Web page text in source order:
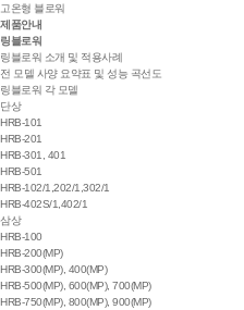
고온형 블로워
제품안내
링블로워
링블로워 소개 및 적용사례
전 모델 사양 요약표 및 성능 곡선도
링블로워 각 모델
단상
HRB-101
HRB-201
HRB-301, 401
HRB-501
HRB-102/1,202/1,302/1
HRB-402S/1,402/1
삼상
HRB-100
HRB-200(MP)
HRB-300(MP), 400(MP)
HRB-500(MP), 600(MP), 700(MP)
HRB-750(MP), 800(MP), 900(MP)